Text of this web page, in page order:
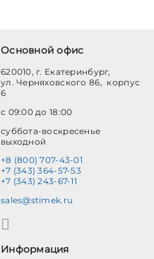
Основной офис
620010, г. Екатеринбург,
ул. Черняховского 86, корпус
6
с 09:00 до 18:00
суббота-воскресенье
выходной
+8 (800) 707-43-01
+7 (343) 364-57-53
+7 (343) 243-67-11
sales@stimek.ru
Информация